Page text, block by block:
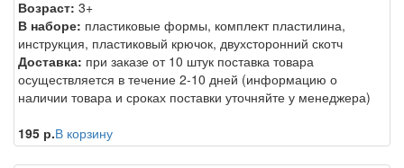
Возраст: 3+
В наборе: пластиковые формы, комплект пластилина,
инструкция, пластиковый крючок, двухсторонний скотч
Доставка: при заказе от 10 штук поставка товара
осуществляется в течение 2-10 дней (информацию о
наличии товара и сроках поставки уточняйте у менеджера)
195 р.В корзину